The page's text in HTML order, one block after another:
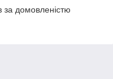
за домовленістю